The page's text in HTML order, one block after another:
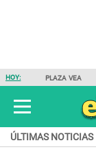
HOY: PLAZA VEA
ÚLTIMAS NOTICIAS